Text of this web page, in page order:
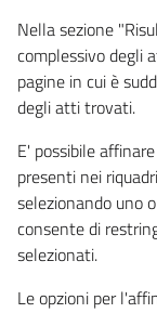
Nella sezione
complessivo degli
pagine in cui è
degli atti trovati.
E' possibile
presenti nei
selezionando uno
consente di
selezionati.
Le opzioni per